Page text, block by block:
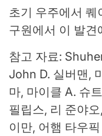
초기 우주에서 퀘
구원에서 이 발견
참고 자료:
John D. 실버맨,
마, 마이클 A. 슈
필립스, 리 준야
이만, 어햄 타우